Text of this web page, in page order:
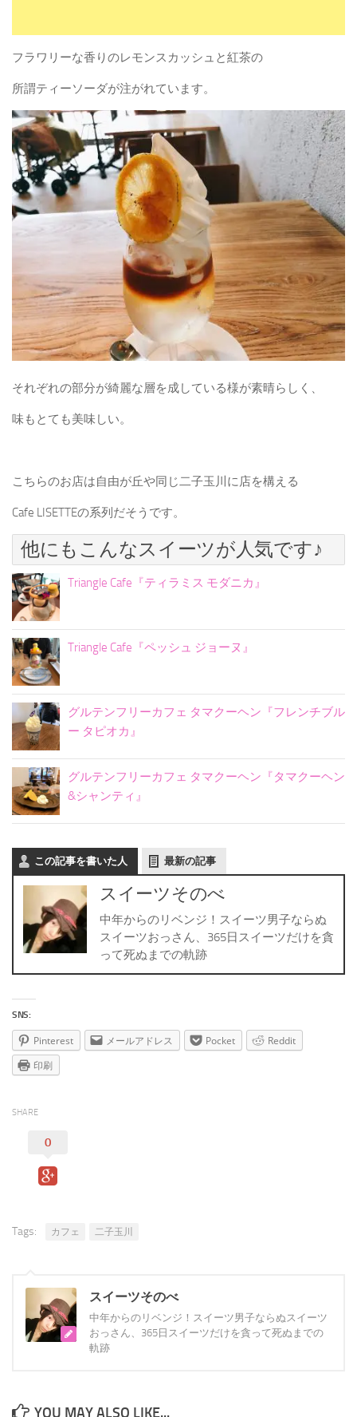
フラワリーな香りのレモンスカッシュと紅茶の
所謂ティーソーダが注がれています。
それぞれの部分が綺麗な層を成している様が素晴らしく、
味もとても美味しい。
こちらのお店は自由が丘や同じ二子玉川に店を構える
Cafe LISETTEの系列だそうです。
他にもこんなスイーツが人気です♪
Triangle Cafe『ティラミス モダニカ』
Triangle Cafe『ペッシュ ジョーヌ』
グルテンフリーカフェ タマクーヘン『フレンチブル
ー タピオカ』
グルテンフリーカフェ タマクーヘン『タマクーヘン
&シャンティ』
この記事を書いた人 最新の記事
スイーツそのべ
中年からのリベンジ！スイーツ男子ならぬ
スイーツおっさん、365日スイーツだけを貪
って死ぬまでの軌跡
SNS:
Pinterest メールアドレス Pocket
Reddit
印刷
SHARE
0
Tags: カフェ 二子玉川
スイーツそのべ
中年からのリベンジ！スイーツ男子ならぬスイーツ
おっさん、365日スイーツだけを貪って死ぬまでの
軌跡
YOU MAY ALSO LIKE...